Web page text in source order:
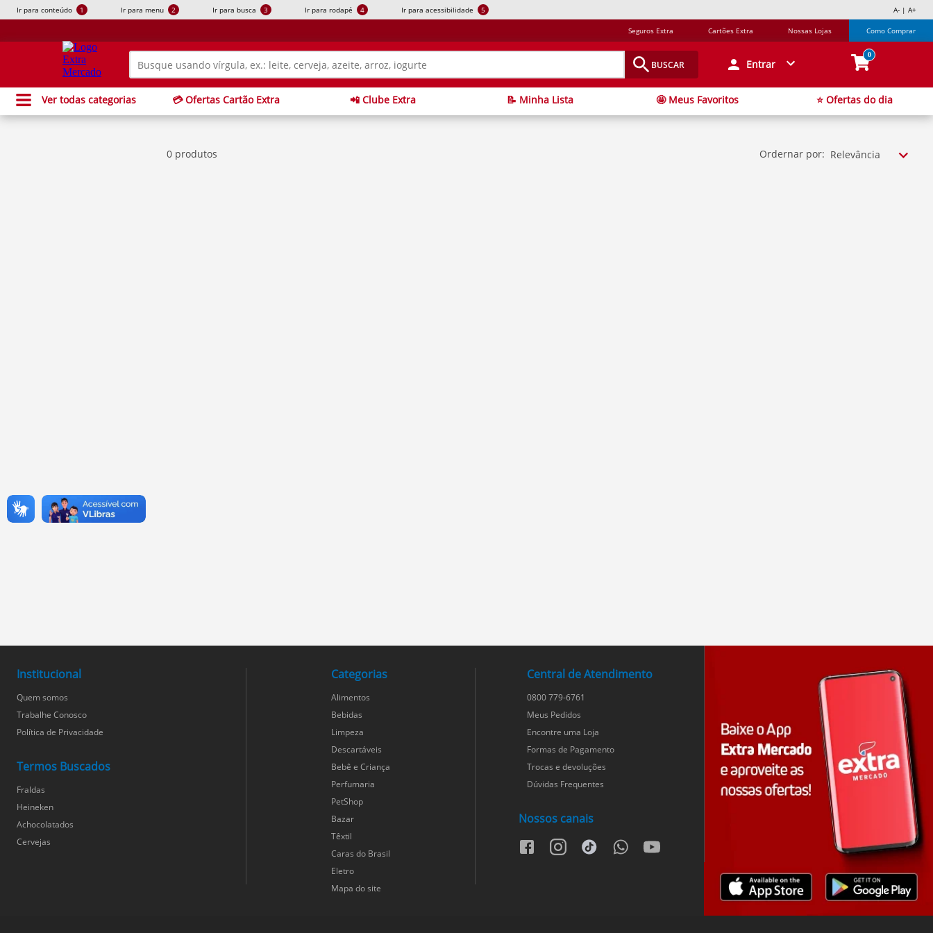
Ir para conteúdo 1 Ir para menu 2 Ir para busca 3 Ir para rodapé 4 Ir para acessibilidade 5 A- | A+
Seguros Extra Cartões Extra Nossas Lojas Como Comprar
BUSCAR Entrar
0
Ver todas categorias 💳 Ofertas Cartão Extra 📲 Clube Extra 📝 Minha Lista 🤩 Meus Favoritos ⭐ Ofertas do dia
0 produtos Ordernar por: Relevância
Institucional
Quem somos
Trabalhe Conosco
Política de Privacidade
Termos Buscados
Fraldas
Heineken
Achocolatados
Cervejas
Categorias
Alimentos
Bebidas
Limpeza
Descartáveis
Bebê e Criança
Perfumaria
PetShop
Bazar
Têxtil
Caras do Brasil
Eletro
Mapa do site
Central de Atendimento
0800 779-6761
Meus Pedidos
Encontre uma Loja
Formas de Pagamento
Trocas e devoluções
Dúvidas Frequentes
Nossos canais
facebookinstagramtiktok whatsappyoutube